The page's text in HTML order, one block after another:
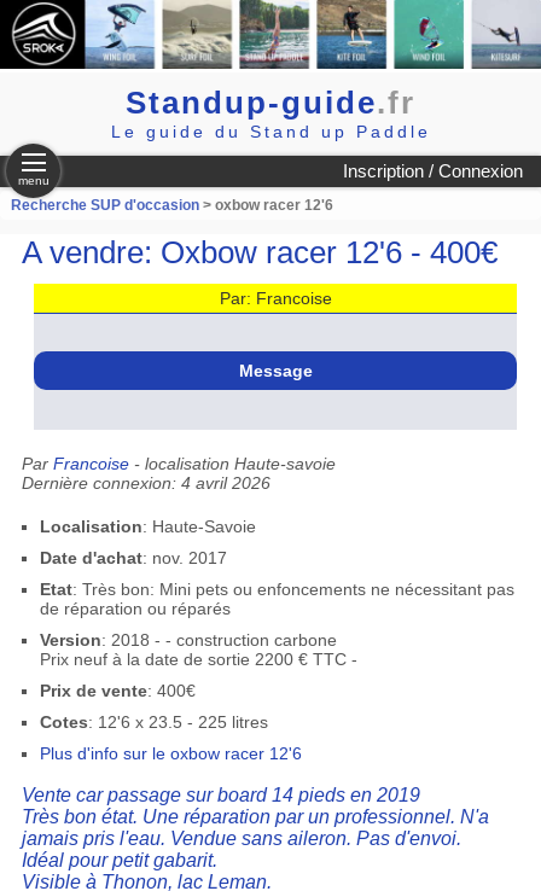
Standup-guide.fr
Le guide du Stand up Paddle
Inscription / Connexion
menu
Recherche SUP d'occasion> oxbow racer 12'6
A vendre: Oxbow racer 12'6 - 400€
Par: Francoise
Message
Par Francoise- localisation Haute-savoie
Dernière connexion: 4 avril 2026
Localisation: Haute-Savoie
Date d'achat: nov. 2017
Etat: Très bon: Mini pets ou enfoncements ne nécessitant pas
de réparation ou réparés
Version: 2018 - - construction carbone
Prix neuf à la date de sortie 2200 € TTC -
Prix de vente: 400€
Cotes: 12'6 x 23.5 - 225 litres
Plus d'info sur le oxbow racer 12'6
Vente car passage sur board 14 pieds en 2019
Très bon état. Une réparation par un professionnel. N'a
jamais pris l'eau. Vendue sans aileron. Pas d'envoi.
Idéal pour petit gabarit.
Visible à Thonon, lac Leman.